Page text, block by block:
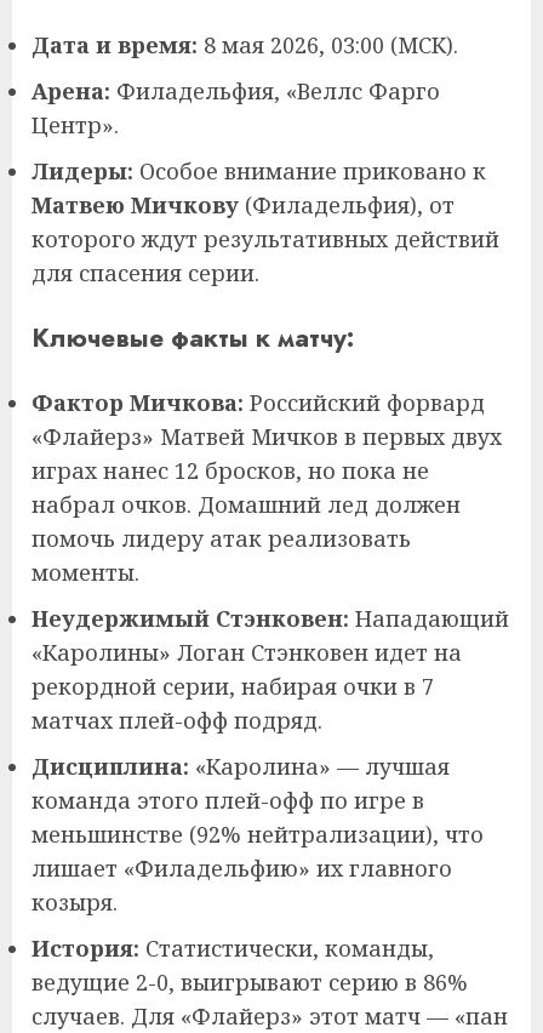
Дата и время: 8 мая 2026, 03:00 (МСК).
Арена: Филадельфия, «Веллс Фарго
Центр».
Лидеры: Особое внимание приковано к
Матвею Мичкову (Филадельфия), от
которого ждут результативных действий
для спасения серии.
Ключевые факты к матчу:
Фактор Мичкова: Российский форвард
«Флайерз» Матвей Мичков в первых двух
играх нанес 12 бросков, но пока не
набрал очков. Домашний лед должен
помочь лидеру атак реализовать
моменты.
Неудержимый Стэнковен: Нападающий
«Каролины» Логан Стэнковен идет на
рекордной серии, набирая очки в 7
матчах плей-офф подряд.
Дисциплина: «Каролина» — лучшая
команда этого плей-офф по игре в
меньшинстве (92% нейтрализации), что
лишает «Филадельфию» их главного
козыря.
История: Статистически, команды,
ведущие 2-0, выигрывают серию в 86%
случаев. Для «Флайерз» этот матч — «пан